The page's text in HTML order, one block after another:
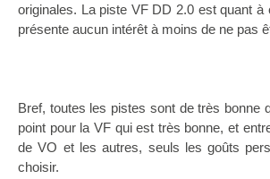
originales. La piste VF DD 2.0 est quant à
présente aucun intérêt à moins de ne pas
Bref, toutes les pistes sont de très bonne
point pour la VF qui est très bonne, et
de VO et les autres, seuls les goûts
choisir.